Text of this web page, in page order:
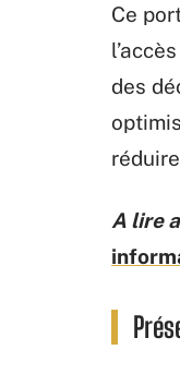
Ce
des
A lire